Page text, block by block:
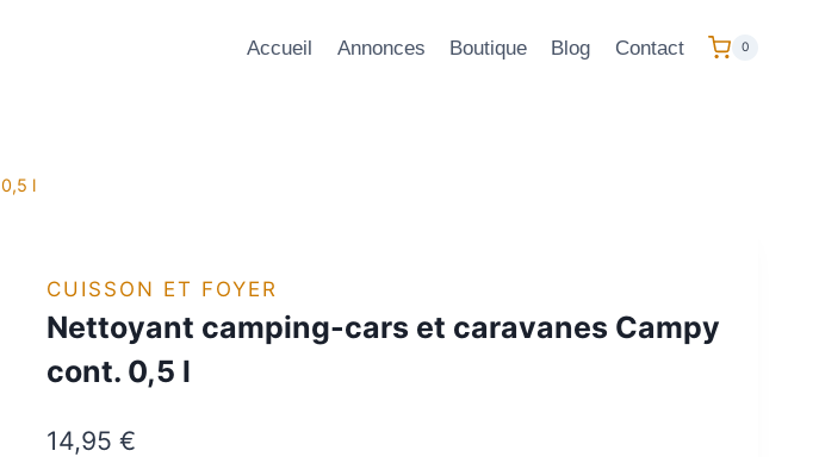
Accueil Annonces Boutique Blog Contact 0
l
CUISSON ET FOYER
Nettoyant camping-cars et caravanes Campy
cont. 0,5 l
14,95 €